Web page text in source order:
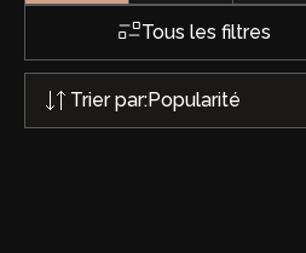
Tous les filtres
Trier par:Popularité